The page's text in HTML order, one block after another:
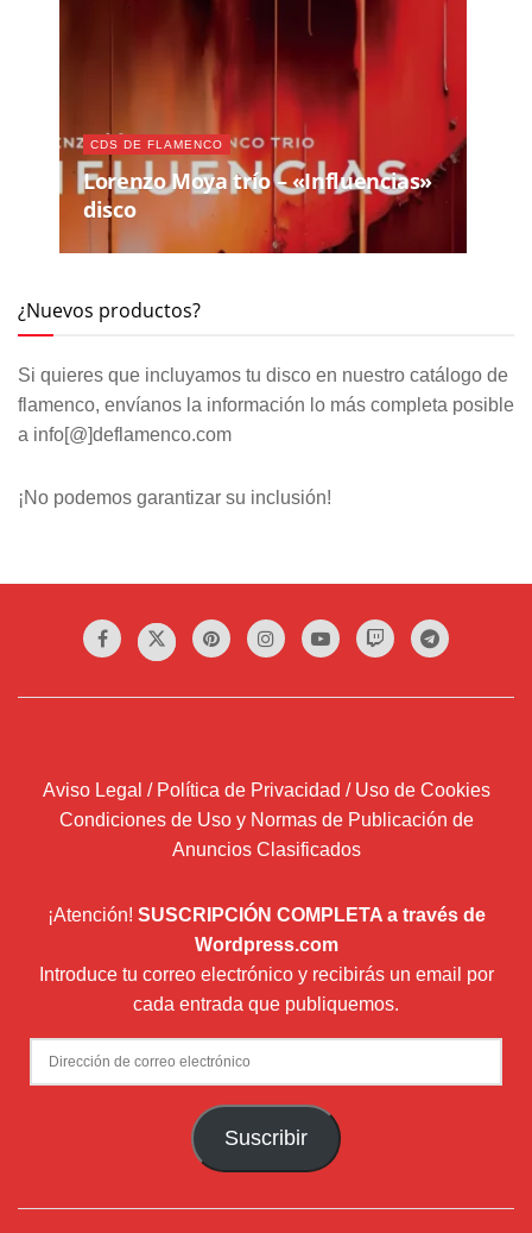
CDS DE FLAMENCO
Lorenzo Moya trío – «Influencias»
disco
¿Nuevos productos?
Si quieres que incluyamos tu disco en nuestro catálogo de
flamenco, envíanos la información lo más completa posible
a info[@]deflamenco.com
¡No podemos garantizar su inclusión!
Aviso Legal / Política de Privacidad / Uso de Cookies
Condiciones de Uso y Normas de Publicación de
Anuncios Clasificados
¡Atención! SUSCRIPCIÓN COMPLETA a través de
Wordpress.com
Introduce tu correo electrónico y recibirás un email por
cada entrada que publiquemos.
Dirección
de
Suscribir